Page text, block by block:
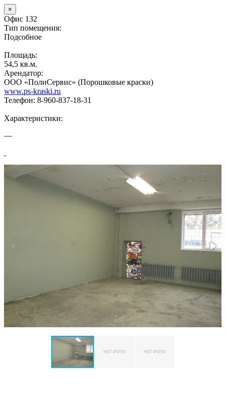
×
Офис 132
Тип помещения:
Подсобное
Площадь:
54,5 кв.м.
Арендатор:
ООО «ПолиСервис» (Порошковые краски)
www.ps-kraski.ru
Телефон: 8-960-837-18-31
Характеристики:
—